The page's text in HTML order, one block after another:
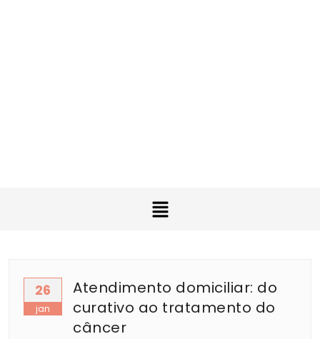
26
jan
Atendimento domiciliar: do
curativo ao tratamento do
câncer